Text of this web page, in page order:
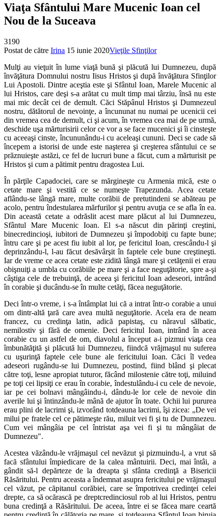
Viaţa Sfântului Mare Mucenic Ioan cel
Nou de la Suceava
3190
Postat de către Irina 15 iunie 2020Vieţile Sfinţilor
Mulţi au vieţuit în lume viaţă bună şi plăcută lui Dumnezeu, după
învăţătura Domnului nostru Iisus Hristos şi după învăţătura Sfinţilor
Lui Apostoli. Dintre aceştia este şi Sfântul Ioan, Marele Mucenic al
lui Hristos, care deşi s-a arătat cu mult timp mai târziu, însă nu este
mai mic decât cei de demult. Căci Stăpânul Hristos şi Dumnezeul
nostru, dătătorul de nevoinţe, a încununat nu numai pe ucenicii cei
din vremea cea de demult, ci şi acum, în vremea cea mai de pe urmă,
deschide uşa mărturisirii celor ce vor a se face mucenici şi îi cinsteşte
cu aceeaşi cinste, încununându-i cu aceleaşi cununi. Deci se cade să
începem a istorisi de unde este naşterea şi creşterea sfântului ce se
prăznuieşte astăzi, ce fel de lucruri bune a făcut, cum a mărturisit pe
Hristos şi cum a pătimit pentru dragostea Lui.
În părţile Capadociei, care se mărgineşte cu Armenia mică, este o
cetate mare şi vestită ce se numeşte Trapezunda. Acea cetate
aflându-se lângă mare, multe corăbii de pretutindeni se abăteau pe
acolo, pentru îndestularea mărfurilor şi pentru avuţia ce se afla în ea.
Din această cetate a odrăslit acest mare plăcut al lui Dumnezeu,
Sfântul Mare Mucenic Ioan. El s-a născut din părinţi creştini,
binecredincioşi, iubitori de Dumnezeu şi împodobiţi cu fapte bune;
întru care şi pe acest fiu iubit al lor, pe fericitul Ioan, crescându-l şi
deprinzându-l, l-au făcut desăvârşit în faptele cele bune creştineşti.
Iar de vreme ce acea cetate este zidită lângă mare şi cetăţenii ei erau
obişnuiţi a umbla cu corăbiile pe mare şi a face neguţătorie, spre a-şi
câştiga cele de trebuinţă, de aceea şi fericitul Ioan adeseori, intrând
în corabie şi ducându-se în multe cetăţi, făcea neguţătorie.
Deci într-o vreme, i s-a întâmplat lui că a intrat într-o corabie a unui
om dintr-altă ţară care avea multă neguţătorie. Acela era de neam
francez, cu credinţa latin, adică papistaş, cu năravul sălbatic,
nemilostiv şi fără de omenie. Deci fericitul Ioan, intrând în acea
corabie cu un astfel de om, diavolul a început a-i pizmui viaţa cea
îmbunătăţită şi plăcută lui Dumnezeu, fiindcă vrăjmaşul nu suferea
cu uşurinţă faptele cele bune ale fericitului Ioan. Căci îl vedea
adeseori rugându-se lui Dumnezeu, postind, fiind blând şi plecat
către toţi, lesne apropiat tuturor, făcând milostenie către toţi, miluind
pe toţi cei lipsiţi ce erau în corabie, îndestulându-i cu cele de nevoie,
iar pe cei bolnavi mângâindu-i, dându-le lor cele de nevoie din
averile lui şi întinzându-le mână de ajutor în toate. Ochii lui pururea
erau plini de lacrimi şi, izvorând totdeauna lacrimi, îşi zicea: „De vei
milui pe fratele cel ce pătimeşte rău, miluit vei fi şi tu de Dumnezeu.
Cum vei mângâia pe cel întristat aşa vei fi şi tu mângâiat de
Dumnezeu".
Acestea văzându-le vrăjmaşul cel nevăzut şi pizmuindu-l, a vrut să
facă sfântului împiedicare de la calea mântuirii. Deci, mai întâi, a
gândit să-l depărteze de la dreapta şi sfânta credinţă a Bisericii
Răsăritului. Pentru aceasta a îndemnat asupra fericitului pe vrăjmaşul
cel văzut, pe căpitanul corăbiei, care se împotrivea credinţei celei
drepte, ca să ocărască pe dreptcredinciosul rob al lui Hristos, pentru
buna credinţă a Răsăritului. De aceea, între ei se făcea mare ceartă